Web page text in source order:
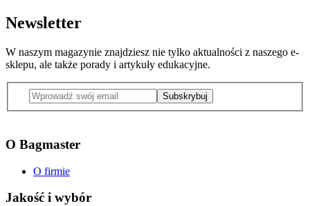
Newsletter
W naszym magazynie znajdziesz nie tylko aktualności z naszego e-
sklepu, ale także porady i artykuły edukacyjne.
Subskrybuj
O Bagmaster
O firmie
Jakość i wybór